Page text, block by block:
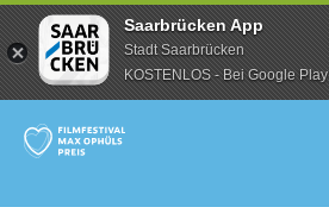
Saarbrücken App
Stadt Saarbrücken
KOSTENLOS - Bei Google Play